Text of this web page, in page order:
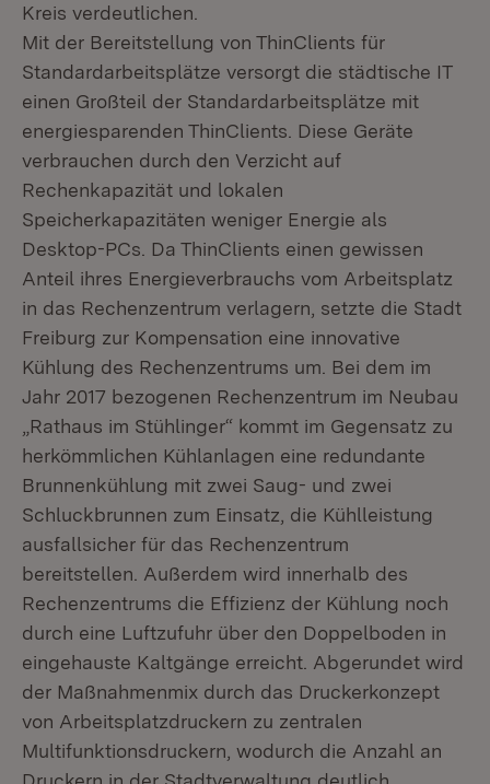
Kreis verdeutlichen.
Mit der Bereitstellung von ThinClients für
Standardarbeitsplätze versorgt die städtische IT
einen Großteil der Standardarbeitsplätze mit
energiesparenden ThinClients. Diese Geräte
verbrauchen durch den Verzicht auf
Rechenkapazität und lokalen
Speicherkapazitäten weniger Energie als
Desktop-PCs. Da ThinClients einen gewissen
Anteil ihres Energieverbrauchs vom Arbeitsplatz
in das Rechenzentrum verlagern, setzte die Stadt
Freiburg zur Kompensation eine innovative
Kühlung des Rechenzentrums um. Bei dem im
Jahr 2017 bezogenen Rechenzentrum im Neubau
„Rathaus im Stühlinger“ kommt im Gegensatz zu
herkömmlichen Kühlanlagen eine redundante
Brunnenkühlung mit zwei Saug- und zwei
Schluckbrunnen zum Einsatz, die Kühlleistung
ausfallsicher für das Rechenzentrum
bereitstellen. Außerdem wird innerhalb des
Rechenzentrums die Effizienz der Kühlung noch
durch eine Luftzufuhr über den Doppelboden in
eingehauste Kaltgänge erreicht. Abgerundet wird
der Maßnahmenmix durch das Druckerkonzept
von Arbeitsplatzdruckern zu zentralen
Multifunktionsdruckern, wodurch die Anzahl an